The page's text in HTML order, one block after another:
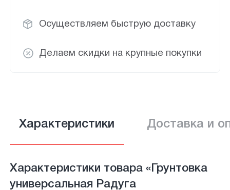
Осуществляем быструю доставку
Делаем скидки на крупные покупки
Характеристики Доставка и
Характеристики товара «Грунтовка
универсальная Радуга